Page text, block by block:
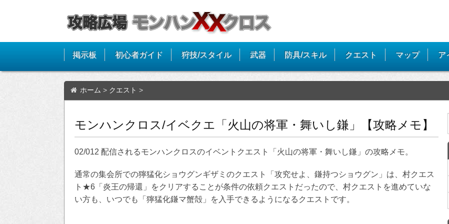
掲示板 初心者ガイド 狩技/スタイル 武器 防具/スキル クエスト マップ ア
ホーム > クエスト >
モンハンクロス/イベクエ「火山の将軍・舞いし鎌」【攻略メモ】
02/012 配信されるモンハンクロスのイベントクエスト「火山の将軍・舞いし鎌」の攻略メモ。
通常の集会所での獰猛化ショウグンギザミのクエスト「攻究せよ、鎌持つショウグン」は、村クエス
ト★6「炎王の帰還」をクリアすることが条件の依頼クエストだったので、村クエストを進めていな
い方も、いつでも「獰猛化鎌マ蟹殻」を入手できるようになるクエストです。